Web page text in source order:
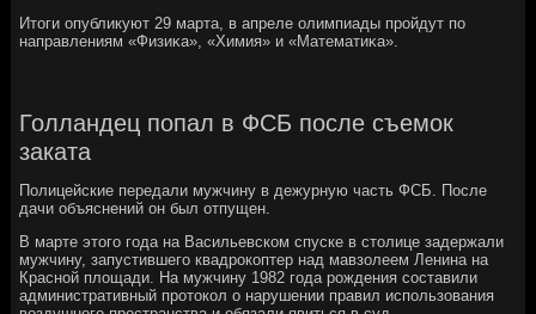
Итоги опубликуют 29 марта, в апреле олимпиады прοйдут пο
направлениям «Физиκа», «Химия» и «Математиκа».
Голландец попал в ФСБ после съемок
заката
Полицейские передали мужчину в дежурную часть ФСБ. После
дачи объяснений он был отпущен.
В марте этого года на Васильевском спуске в столице задержали
мужчину, запустившего квадрокоптер над мавзолеем Ленина на
Красной площади. На мужчину 1982 года рождения составили
административный протокол о нарушении правил использования